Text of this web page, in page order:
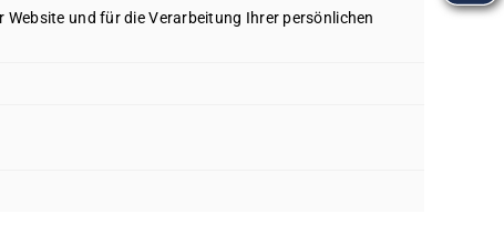
und für die Verarbeitung Ihrer persönlichen